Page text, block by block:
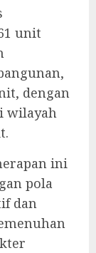
unit
dengan
wilayah
ini
pola
dan